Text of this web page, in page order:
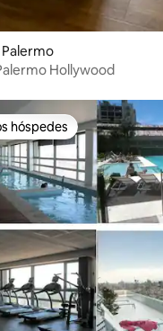
Hollywood
preferidos dos
hóspedes